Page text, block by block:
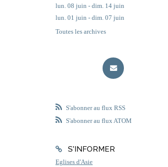
lun. 08 juin - dim. 14 juin
lun. 01 juin - dim. 07 juin
Toutes les archives
S'abonner au flux RSS
S'abonner au flux ATOM
S'INFORMER
Eglises d'Asie